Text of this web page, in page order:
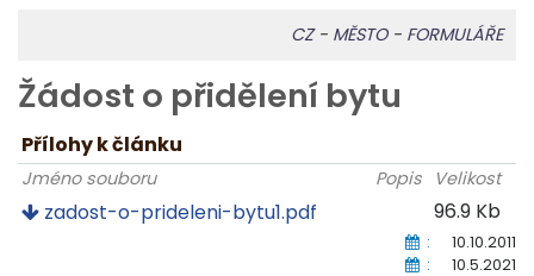
CZ- MĚSTO- FORMULÁŘE
Žádost o přidělení bytu
Přílohy k článku
Jméno souboru Popis Velikost
zadost-o-prideleni-bytu1.pdf 96.9 Kb
:
10.10.2011
:
10.5.2021